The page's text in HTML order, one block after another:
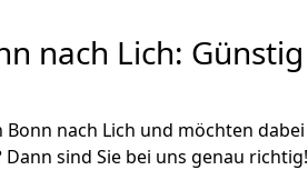
nach Lich: Günstig
nach Lich und möchten dabei
Dann sind Sie bei uns genau richtig!